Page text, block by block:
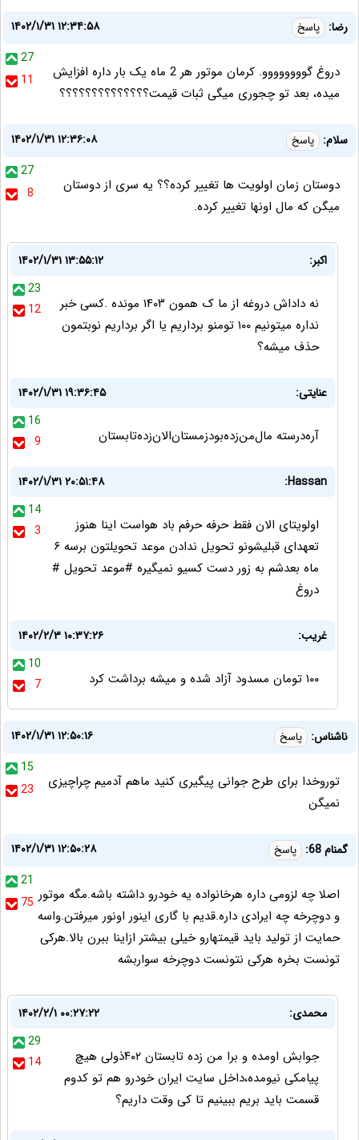
رضا: پاسخ
۱۴۰۲/۱/۳۱ ۱۲:۳۴:۵۸
27
11
دروغ گوووووووو. کرمان موتور هر 2 ماه یک بار داره افزایش
میده، بعد تو چجوری میگی ثبات قیمت؟؟؟؟؟؟؟؟؟؟؟؟؟؟
سلام: پاسخ
۱۴۰۲/۱/۳۱ ۱۲:۳۶:۰۸
27
8
دوستان زمان اولویت ها تغییر کرده؟؟ یه سری از دوستان
میگن که مال اونها تغییر کرده.
اکبر:
۱۴۰۲/۱/۳۱ ۱۳:۵۵:۱۲
23
12
نه داداش دروغه از ما ک همون ۱۴۰۳ مونده .کسی خبر
نداره میتونیم ۱۰۰ تومنو برداریم یا اگر برداریم نوبتمون
حذف میشه؟
عنایتی:
۱۴۰۲/۱/۳۱ ۱۹:۳۶:۴۵
16
9
آره‌‌درسته مال‌من‌زده‌بود‌زمستان‌الان‌زده‌تابستان
Hassan:
۱۴۰۲/۱/۳۱ ۲۰:۵۱:۴۸
14
3
اولویتای الان فقط حرفه حرفم باد هواست اینا هنوز
تعهدای قبلیشونو تحویل ندادن موعد تحویلتون برسه ۶
ماه بعدشم به زور دست کسیو نمیگیره #موعد تحویل #
دروغ
غریب:
۱۴۰۲/۲/۳ ۱۰:۳۷:۲۶
10
7
۱۰۰ تومان مسدود آزاد شده و میشه برداشت کرد
ناشناس: پاسخ
۱۴۰۲/۱/۳۱ ۱۲:۵۰:۱۶
15
23
توروخدا برای طرح جوانی پیگیری کنید ماهم آدمیم چراچیزی
نمیگن
گمنام 68: پاسخ
۱۴۰۲/۱/۳۱ ۱۲:۵۰:۲۸
21
75 اصلا چه لزومی داره هرخانواده یه خودرو داشته باشه.مگه موتور
و دوچرخه چه ایرادی داره.قدیم با گاری اینور اونور میرفتن.واسه
حمایت از تولید باید قیمتهارو خیلی بیشتر ازاینا ببرن بالا.هرکی
تونست بخره هرکی نتونست دوچرخه سواربشه
محمدی:
۱۴۰۲/۲/۱ ۰۰:۲۷:۲۲
29
14
جوابش اومده و برا من زده تابستان ۴۰۲ذولی هیچ
پیامکی نیومده،داخل سایت ایران خودرو هم تو کدوم
قسمت باید بریم ببینیم تا کی وقت داریم؟